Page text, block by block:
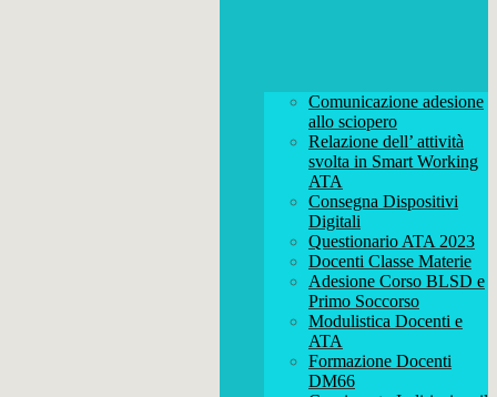
Comunicazione adesione
allo sciopero
Relazione dell’ attività
svolta in Smart Working
ATA
Consegna Dispositivi
Digitali
Questionario ATA 2023
Docenti Classe Materie
Adesione Corso BLSD e
Primo Soccorso
Modulistica Docenti e
ATA
Formazione Docenti
DM66